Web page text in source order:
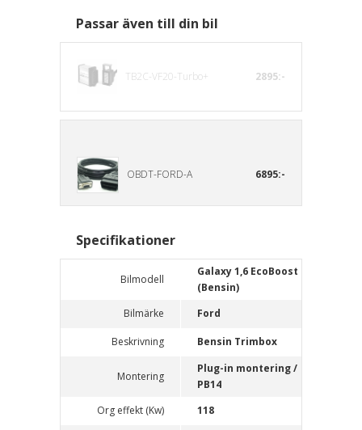
Passar även till din bil
TB2C-VF20-Turbo+ 2895:-
OBDT-FORD-A 6895:-
Specifikationer
Bilmodell
Galaxy 1,6 EcoBoost
(Bensin)
Bilmärke
Ford
Beskrivning Bensin Trimbox
Montering
Plug-in montering /
PB14
Org effekt (Kw)
118